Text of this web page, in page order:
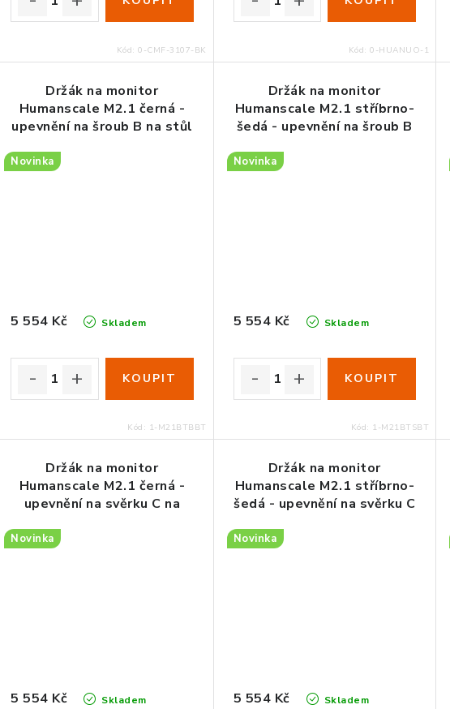
Kód:0-CMF-3107-BK Kód:0-HUANUO-1
Držák na monitor
Humanscale M2.1 černá -
upevnění na šroub B na stůl
Novinka
Skladem
5 554 Kč
Kód: 1-M21BTBBT
Držák na monitor
Humanscale M2.1 stříbrno-
šedá - upevnění na šroub B
Novinka
Skladem
5 554 Kč
Kód: 1-M21BTSBT
Držák na monitor
Humanscale M2.1 černá -
upevnění na svěrku C na
Novinka
Skladem
5 554 Kč
Držák na monitor
Humanscale M2.1 stříbrno-
šedá - upevnění na svěrku C
Novinka
Skladem
5 554 Kč